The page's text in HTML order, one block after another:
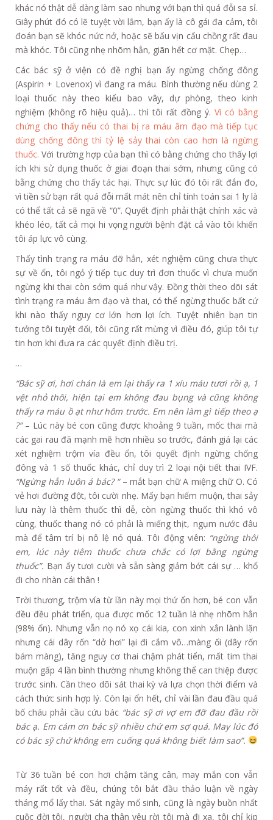
khác nó thật dễ dàng làm sao nhưng với bạn thì quá đỗi sa sỉ.
Giây phút đó có lẽ tuyệt vời lắm, bạn ấy là cô gái đa cảm, tôi
đoán bạn sẽ khóc nức nở, hoặc sẽ bấu vịn cấu chồng rất đau
mà khóc. Tôi cũng nhẹ nhõm hẳn, giãn hết cơ mặt. Chẹp…
Các bác sỹ ở viện có đề nghị bạn ấy ngừng chống đông
(Aspirin + Lovenox) vì đang ra máu. Bình thường nếu dùng 2
loại thuốc này theo kiểu bao vây, dự phòng, theo kinh
nghiệm (không rõ hiệu quả)… thì tôi rất đồng ý. Vì có bằng
chứng cho thấy nếu có thai bị ra máu âm đạo mà tiếp tục
dùng chống đông thì tỷ lệ sảy thai còn cao hơn là ngừng
thuốc. Với trường hợp của bạn thì có bằng chứng cho thấy lợi
ích khi sử dụng thuốc ở giai đoạn thai sớm, nhưng cũng có
bằng chứng cho thấy tác hại. Thực sự lúc đó tôi rất đắn đo,
vì tiền sử bạn rất quá đỗi mất mát nên chỉ tính toán sai 1 ly là
có thể tất cả sẽ ngã về “0”. Quyết định phải thật chính xác và
khéo léo, tất cả mọi hi vọng người bệnh đặt cả vào tôi khiến
tôi áp lực vô cùng.
Thấy tình trạng ra máu đỡ hẳn, xét nghiệm cũng chưa thực
sự về ổn, tôi ngỏ ý tiếp tục duy trì đơn thuốc vì chưa muốn
ngừng khi thai còn sớm quá như vậy. Đồng thời theo dõi sát
tình trạng ra máu âm đạo và thai, có thể ngừng thuốc bất cứ
khi nào thấy nguy cơ lớn hơn lợi ích. Tuyệt nhiên bạn tin
tưởng tôi tuyệt đối, tôi cũng rất mừng vì điều đó, giúp tôi tự
tin hơn khi đưa ra các quyết định điều trị.
…
“Bác sỹ ơi, hơi chán là em lại thấy ra 1 xíu máu tươi rồi ạ, 1
vệt nhỏ thôi, hiện tại em không đau bụng và cũng không
thấy ra máu ồ ạt như hôm trước. Em nên làm gì tiếp theo ạ
?”– Lúc này bé con cũng được khoảng 9 tuần, mốc thai mà
các gai rau đã mạnh mẽ hơn nhiều so trước, đánh giá lại các
xét nghiệm trộm vía đều ổn, tôi quyết định ngừng chống
đông và 1 số thuốc khác, chỉ duy trì 2 loại nội tiết thai IVF.
“Ngừng hẳn luôn á bác? “– mắt bạn chữ A miệng chữ O. Có
vẻ hơi đường đột, tôi cười nhẹ. Mấy bạn hiếm muộn, thai sảy
lưu này là thêm thuốc thì dễ, còn ngừng thuốc thì khó vô
cùng, thuốc thang nó có phải là miếng thịt, ngụm nước đâu
mà để tâm trí bị nô lệ nó quá. Tôi động viên: “ngừng thôi
em, lúc này tiêm thuốc chưa chắc có lợi bằng ngừng
thuốc”. Bạn ấy tươi cười và sẵn sàng giảm bớt cái sự … khổ
đi cho nhàn cái thân !
Trời thương, trộm vía từ lần này mọi thứ ổn hơn, bé con vẫn
đều đều phát triển, qua được mốc 12 tuần là nhẹ nhõm hẳn
(98% ổn). Nhưng vẫn nọ nó xọ cái kia, con xinh xắn lành lặn
nhưng cái dây rốn “dở hơi” lại đi cắm vô…màng ối (dây rốn
bám màng), tăng nguy cơ thai chậm phát tiển, mất tim thai
muộn gấp 4 lần bình thường nhưng không thể can thiệp được
trước sinh. Cần theo dõi sát thai kỳ và lựa chọn thời điểm và
cách thức sinh hợp lý. Còn lại ổn hết, chỉ vài lần đau đầu quá
bố cháu phải cầu cứu bác “bác sỹ ơi vợ em đỡ đau đầu rồi
bác ạ. Em cám ơn bác sỹ nhiều chứ em sợ quá. May lúc đó
có bác sỹ chứ không em cuống quá không biết làm sao”.
Từ 36 tuần bé con hơi chậm tăng cân, may mắn con vẫn
máy rất tốt và đều, chúng tôi bắt đầu thảo luận về ngày
tháng mổ lấy thai. Sát ngày mổ sinh, cũng là ngày buồn nhất
cuộc đời tôi, người cha thân yêu rời tôi mà đi xa, tôi chỉ kịp